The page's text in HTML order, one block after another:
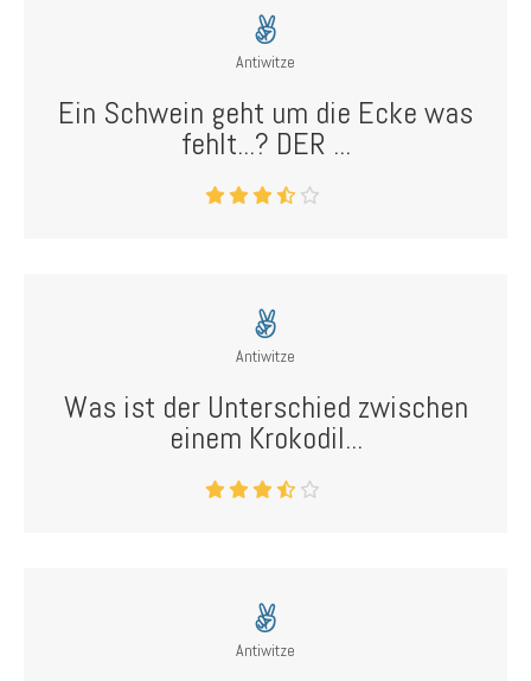
Antiwitze
Ein Schwein geht um die Ecke was
fehlt...? DER ...
Antiwitze
Was ist der Unterschied zwischen
einem Krokodil...
Antiwitze